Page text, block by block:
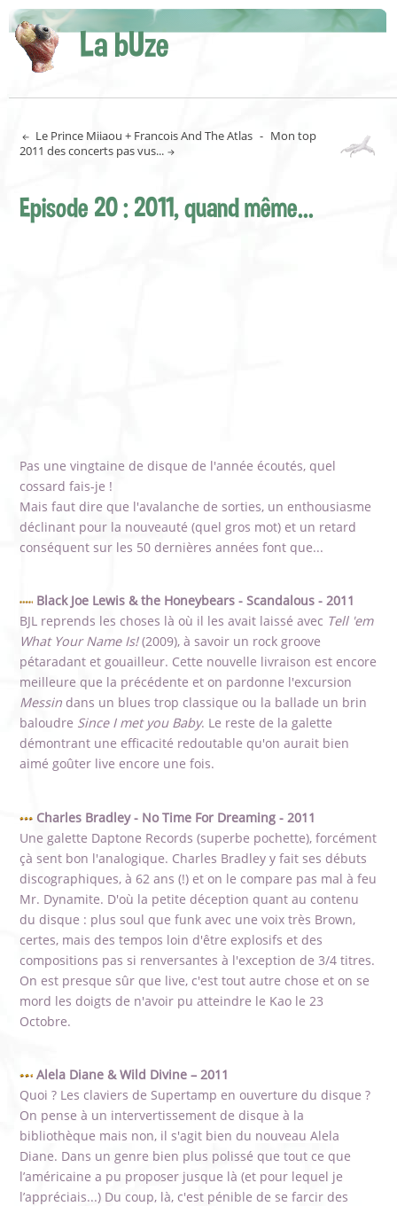
La bUze
Le Prince Miiaou + Francois And The Atlas - Mon top
2011 des concerts pas vus...
Episode 20 : 2011, quand même...
Pas une vingtaine de disque de l'année écoutés, quel
cossard fais-je !
Mais faut dire que l'avalanche de sorties, un enthousiasme
déclinant pour la nouveauté (quel gros mot) et un retard
conséquent sur les 50 dernières années font que...
Black Joe Lewis & the Honeybears - Scandalous - 2011
BJL reprends les choses là où il les avait laissé avec Tell 'em
What Your Name Is!(2009), à savoir un rock groove
pétaradant et gouailleur. Cette nouvelle livraison est encore
meilleure que la précédente et on pardonne l'excursion
Messin dans un blues trop classique ou la ballade un brin
baloudre Since I met you Baby. Le reste de la galette
démontrant une efficacité redoutable qu'on aurait bien
aimé goûter live encore une fois.
Charles Bradley - No Time For Dreaming - 2011
Une galette Daptone Records (superbe pochette), forcément
çà sent bon l'analogique. Charles Bradley y fait ses débuts
discographiques, à 62 ans (!) et on le compare pas mal à feu
Mr. Dynamite. D'où la petite déception quant au contenu
du disque : plus soul que funk avec une voix très Brown,
certes, mais des tempos loin d'être explosifs et des
compositions pas si renversantes à l'exception de 3/4 titres.
On est presque sûr que live, c'est tout autre chose et on se
mord les doigts de n'avoir pu atteindre le Kao le 23
Octobre.
Alela Diane & Wild Divine – 2011
Quoi ? Les claviers de Supertamp en ouverture du disque ?
On pense à un intervertissement de disque à la
bibliothèque mais non, il s'agit bien du nouveau Alela
Diane. Dans un genre bien plus polissé que tout ce que
l’américaine a pu proposer jusque là (et pour lequel je
l’appréciais...) Du coup, là, c'est pénible de se farcir des